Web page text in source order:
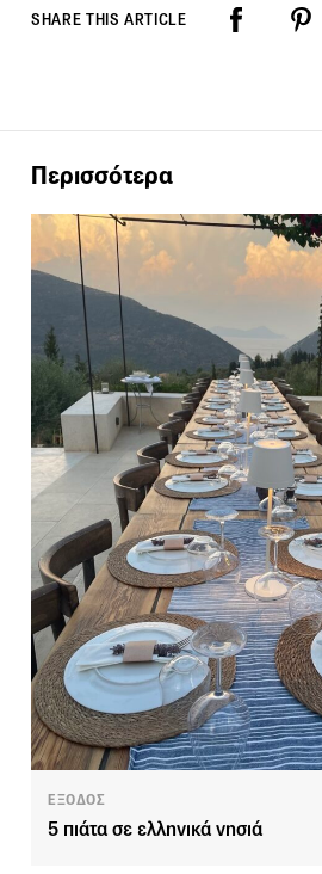
SHARE THIS ARTICLE
Περισσότερα
ΕΞΟΔΟΣ
5 πιάτα σε ελληνικά νησιά